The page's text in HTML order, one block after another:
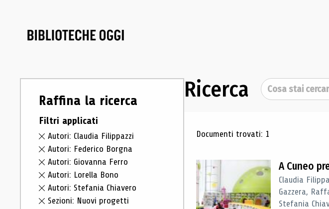
Raffina la ricerca
Filtri applicati
Autori: Claudia Filippazzi
Autori: Federico Borgna
Autori: Giovanna Ferro
Autori: Lorella Bono
Autori: Stefania Chiavero
Sezioni: Nuovi progetti
Ricerca Cerca
Risultati di
Documenti trovati: 1
A Cuneo
Claudia
Gazzera,
Stefania